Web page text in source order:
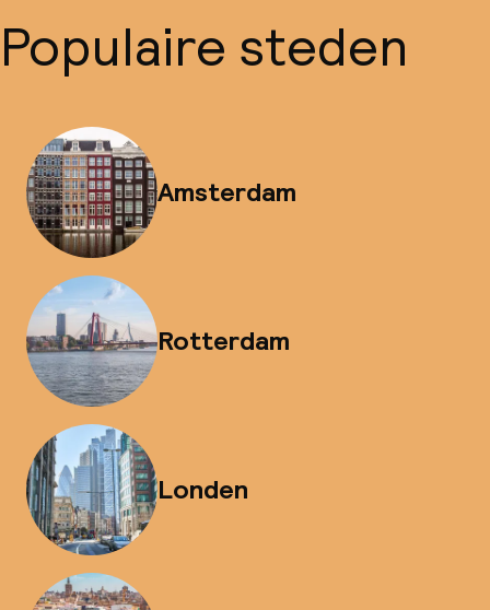
Populaire steden
Amsterdam
Rotterdam
Londen